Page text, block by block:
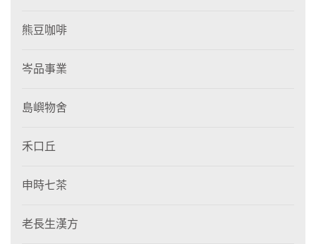
熊豆咖啡
岑品事業
島嶼物舍
禾口丘
申時七茶
老長生漢方